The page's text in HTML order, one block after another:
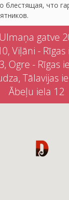
блестящая, что
gatve
Viļāni - Rīgas
Ogre - Rīgas
Tālavijas
Ābeļu iela 12